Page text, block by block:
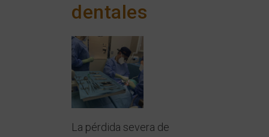
dentales
La pérdida severa de